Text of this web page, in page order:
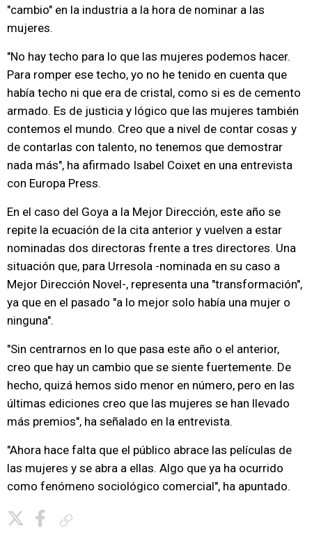
"cambio" en la industria a la hora de nominar a las
mujeres.
"No hay techo para lo que las mujeres podemos hacer.
Para romper ese techo, yo no he tenido en cuenta que
había techo ni que era de cristal, como si es de cemento
armado. Es de justicia y lógico que las mujeres también
contemos el mundo. Creo que a nivel de contar cosas y
de contarlas con talento, no tenemos que demostrar
nada más", ha afirmado Isabel Coixet en una entrevista
con Europa Press.
En el caso del Goya a la Mejor Dirección, este año se
repite la ecuación de la cita anterior y vuelven a estar
nominadas dos directoras frente a tres directores. Una
situación que, para Urresola -nominada en su caso a
Mejor Dirección Novel-, representa una "transformación",
ya que en el pasado "a lo mejor solo había una mujer o
ninguna".
"Sin centrarnos en lo que pasa este año o el anterior,
creo que hay un cambio que se siente fuertemente. De
hecho, quizá hemos sido menor en número, pero en las
últimas ediciones creo que las mujeres se han llevado
más premios", ha señalado en la entrevista.
"Ahora hace falta que el público abrace las películas de
las mujeres y se abra a ellas. Algo que ya ha ocurrido
como fenómeno sociológico comercial", ha apuntado.